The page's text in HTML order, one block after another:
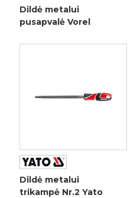
Dildė metalui
pusapvalė Vorel
Dildė metalui
trikampė Nr.2 Yato